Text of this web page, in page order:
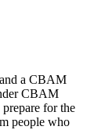
a CBAM
CBAM
for the
people who